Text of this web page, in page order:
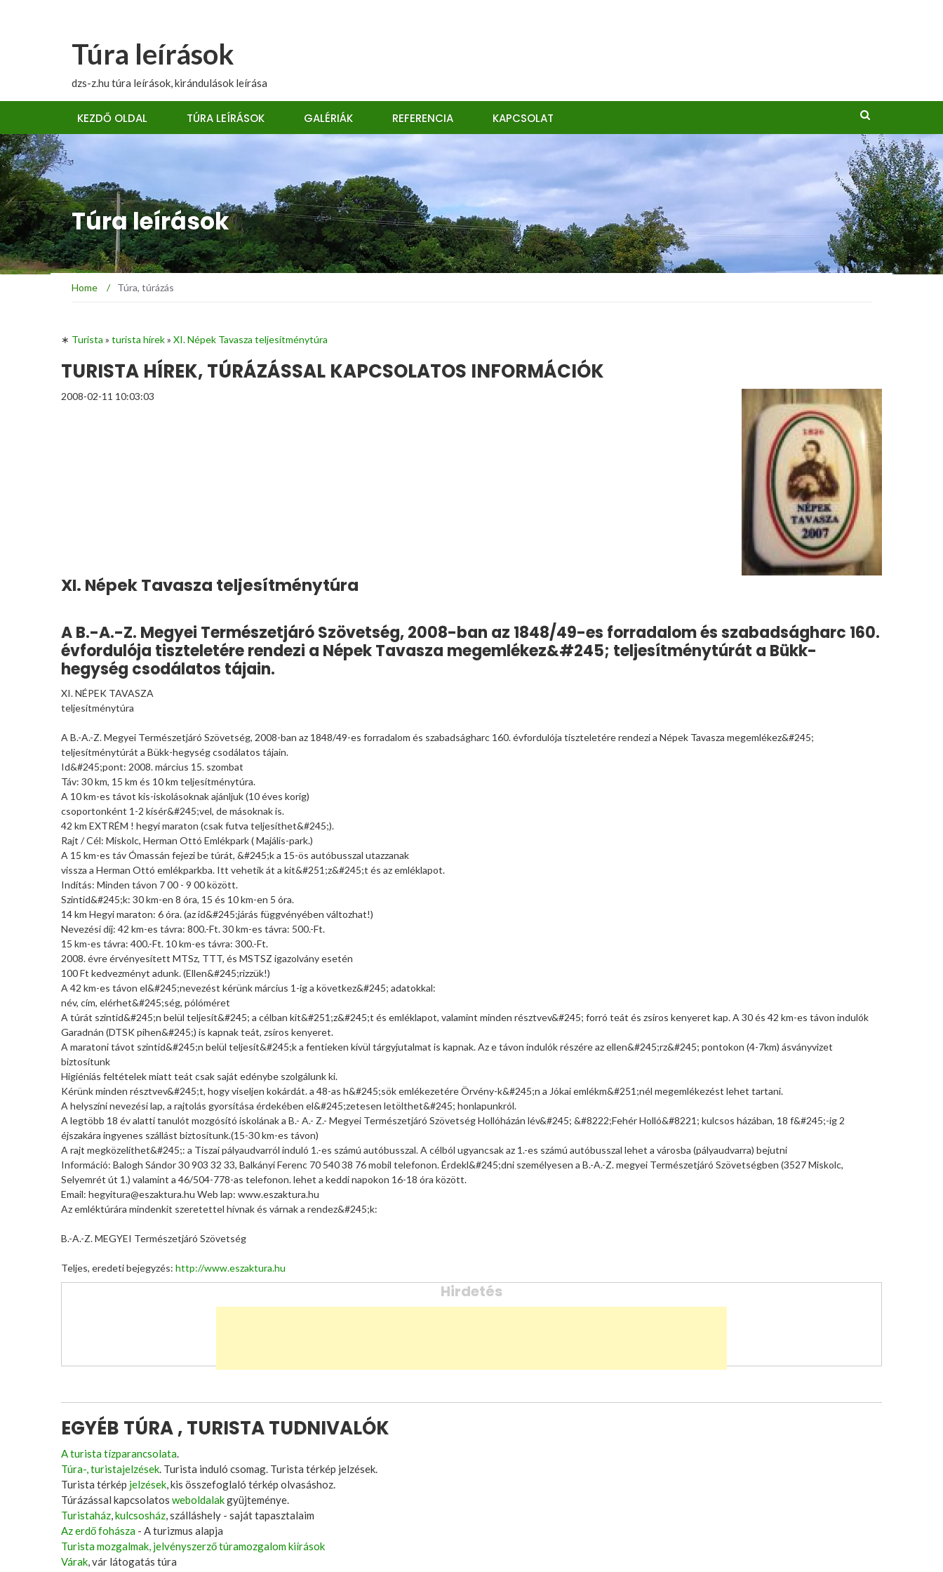
Túra leírások
dzs-z.hu túra leírások, kirándulások leírása
KEZDŐ OLDAL TÚRA LEÍRÁSOK GALÉRIÁK REFERENCIA KAPCSOLAT
Túra leírások
Home / Túra, túrázás
∗ Turista » turista hírek» XI. Népek Tavasza teljesítménytúra
TURISTA HÍREK, TÚRÁZÁSSAL KAPCSOLATOS INFORMÁCIÓK
2008-02-11 10:03:03
XI. Népek Tavasza teljesítménytúra
A B.-A.-Z. Megyei Természetjáró Szövetség, 2008-ban az 1848/49-es forradalom és szabadságharc 160.
évfordulója tiszteletére rendezi a Népek Tavasza megemlékez&#245; teljesítménytúrát a Bükk-
hegység csodálatos tájain.
XI. NÉPEK TAVASZA
teljesítménytúra
A B.-A.-Z. Megyei Természetjáró Szövetség, 2008-ban az 1848/49-es forradalom és szabadságharc 160. évfordulója tiszteletére rendezi a Népek Tavasza megemlékez&#245;
teljesítménytúrát a Bükk-hegység csodálatos tájain.
Id&#245;pont: 2008. március 15. szombat
Táv: 30 km, 15 km és 10 km teljesítménytúra.
A 10 km-es távot kis-iskolásoknak ajánljuk (10 éves korig)
csoportonként 1-2 kísér&#245;vel, de másoknak is.
42 km EXTRÉM ! hegyi maraton (csak futva teljesíthet&#245;).
Rajt / Cél: Miskolc, Herman Ottó Emlékpark ( Majális-park.)
A 15 km-es táv Ómassán fejezi be túrát, &#245;k a 15-ös autóbusszal utazzanak
vissza a Herman Ottó emlékparkba. Itt vehetik át a kit&#251;z&#245;t és az emléklapot.
Indítás: Minden távon 7 00 - 9 00 között.
Szintid&#245;k: 30 km-en 8 óra, 15 és 10 km-en 5 óra.
14 km Hegyi maraton: 6 óra. (az id&#245;járás függvényében változhat!)
Nevezési díj: 42 km-es távra: 800.-Ft. 30 km-es távra: 500.-Ft.
15 km-es távra: 400.-Ft. 10 km-es távra: 300.-Ft.
2008. évre érvényesített MTSz, TTT, és MSTSZ igazolvány esetén
100 Ft kedvezményt adunk. (Ellen&#245;rizzük!)
A 42 km-es távon el&#245;nevezést kérünk március 1-ig a következ&#245; adatokkal:
név, cím, elérhet&#245;ség, pólóméret
A túrát szintid&#245;n belül teljesít&#245; a célban kit&#251;z&#245;t és emléklapot, valamint minden résztvev&#245; forró teát és zsíros kenyeret kap. A 30 és 42 km-es távon indulók
Garadnán (DTSK pihen&#245;) is kapnak teát, zsíros kenyeret.
A maratoni távot szintid&#245;n belül teljesít&#245;k a fentieken kívül tárgyjutalmat is kapnak. Az e távon indulók részére az ellen&#245;rz&#245; pontokon (4-7km) ásványvizet
biztosítunk
Higiéniás feltételek miatt teát csak saját edénybe szolgálunk ki.
Kérünk minden résztvev&#245;t, hogy viseljen kokárdát. a 48-as h&#245;sök emlékezetére Örvény-k&#245;n a Jókai emlékm&#251;nél megemlékezést lehet tartani.
A helyszíni nevezési lap, a rajtolás gyorsítása érdekében el&#245;zetesen letölthet&#245; honlapunkról.
A legtöbb 18 év alatti tanulót mozgósító iskolának a B.- A.- Z.- Megyei Természetjáró Szövetség Hollóházán lév&#245; &#8222;Fehér Holló&#8221; kulcsos házában, 18 f&#245;-ig 2
éjszakára ingyenes szállást biztosítunk.(15-30 km-es távon)
A rajt megközelíthet&#245;: a Tiszai pályaudvarról induló 1.-es számú autóbusszal. A célból ugyancsak az 1.-es számú autóbusszal lehet a városba (pályaudvarra) bejutni
Információ: Balogh Sándor 30 903 32 33, Balkányi Ferenc 70 540 38 76 mobil telefonon. Érdekl&#245;dni személyesen a B.-A.-Z. megyei Természetjáró Szövetségben (3527 Miskolc,
Selyemrét út 1.) valamint a 46/504-778-as telefonon. lehet a keddi napokon 16-18 óra között.
Email: hegyitura@eszaktura.hu Web lap: www.eszaktura.hu
Az emléktúrára mindenkit szeretettel hívnak és várnak a rendez&#245;k:
B.-A.-Z. MEGYEI Természetjáró Szövetség
Teljes, eredeti bejegyzés: http://www.eszaktura.hu
Hirdetés
EGYÉB TÚRA , TURISTA TUDNIVALÓK
A turista tízparancsolata.
Túra-, turistajelzések. Turista induló csomag. Turista térkép jelzések.
Turista térkép jelzések, kis összefoglaló térkép olvasáshoz.
Túrázással kapcsolatos weboldalakgyüjteménye.
Turistaház,kulcsosház, szálláshely - saját tapasztalaim
Az erdő fohásza - A turizmus alapja
Turista mozgalmak, jelvényszerző túramozgalom kiírások
Várak, vár látogatás túra